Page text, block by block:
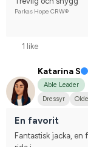
Parkas Hope CRW®
1 like
Katarina S
Able Leader
Dressyr
En favorit
Fantastisk jacka, en